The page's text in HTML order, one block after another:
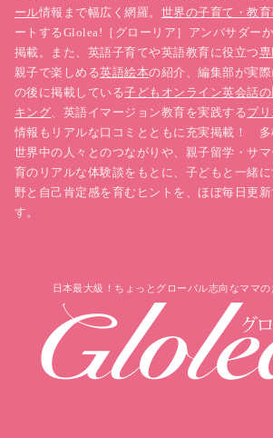
ール情報まで幅広く網羅。 世界の子育て・教
ートするGlolea!［グローリア］アンバサダー
掲載。また、英語子育てや英語教育に役立つ
親子で楽しめる英語絵本の紹介、編集部が実
の後に掲載している子どもオンライン英会話
キング 、英語イマージョン教育を実践するプ
情報もリアルな口コミとともに充実掲載！ 多
世界中の人々とのつながりや、親子留学・サ
育のリアルな体験談をもとに、子どもと一緒
野と自己肯定感を育むヒントを、ほぼ毎日更
す。
日本最大級！ちょっとグローバル志向なママの